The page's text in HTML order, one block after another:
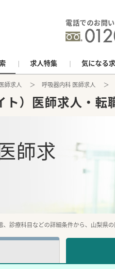
電話でのお問
求人特集 気になる
師求人 呼吸器内科 医師求人
ト）医師求人・転
師求
診療科目などの詳細条件から、山梨県